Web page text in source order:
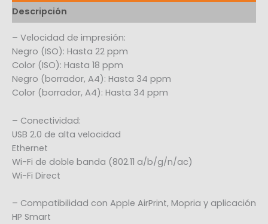
Descripción
– Velocidad de impresión:
Negro (ISO): Hasta 22 ppm
Color (ISO): Hasta 18 ppm
Negro (borrador, A4): Hasta 34 ppm
Color (borrador, A4): Hasta 34 ppm
– Conectividad:
USB 2.0 de alta velocidad
Ethernet
Wi-Fi de doble banda (802.11 a/b/g/n/ac)
Wi-Fi Direct
– Compatibilidad con Apple AirPrint, Mopria y aplicación
HP Smart